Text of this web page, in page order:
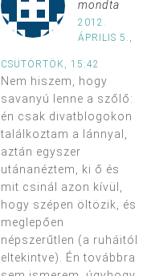
mondta
2012.
ÁPRILIS 5.,
CSÜTÖRTÖK, 15:42
Nem hiszem, hogy
savanyú lenne a szőlő:
én csak divatblogokon
találkoztam a lánnyal,
aztán egyszer
utánanéztem, ki ő és
mit csinál azon kívül,
hogy szépen öltözik, és
meglepően
népszerűtlen (a ruháitól
eltekintve). Én továbbra